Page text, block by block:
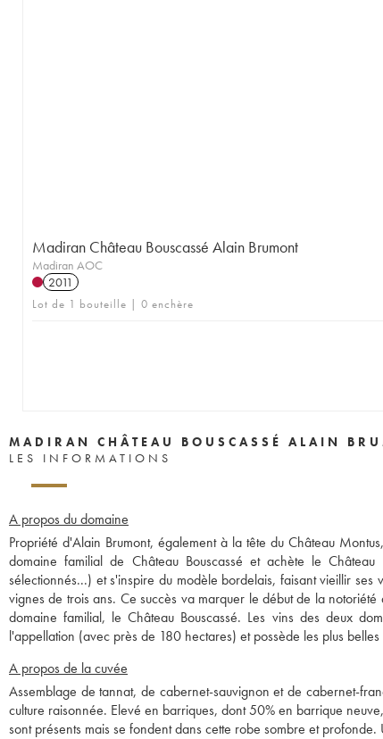
Madiran Château Bouscassé Alain Brumont
Madiran AOC
2011
Lot de 1 bouteille | 0 enchère
MADIRAN CHÂTEAU BOUSCASSÉ ALAIN
LES INFORMATIONS
A propos du domaine
Propriété d'Alain Brumont, également à la tête du Château
domaine familial de Château Bouscassé et achète le
sélectionnés...) et s'inspire du modèle bordelais, faisant vieillir
vignes de trois ans. Ce succès va marquer le début de la
domaine familial, le Château Bouscassé. Les vins des deux
l'appellation (avec près de 180 hectares) et possède les plus
A propos de la cuvée
Assemblage de tannat, de cabernet-sauvignon et de cabernet-
culture raisonnée. Elevé en barriques, dont 50% en barrique
sont présents mais se fondent dans cette robe sombre et